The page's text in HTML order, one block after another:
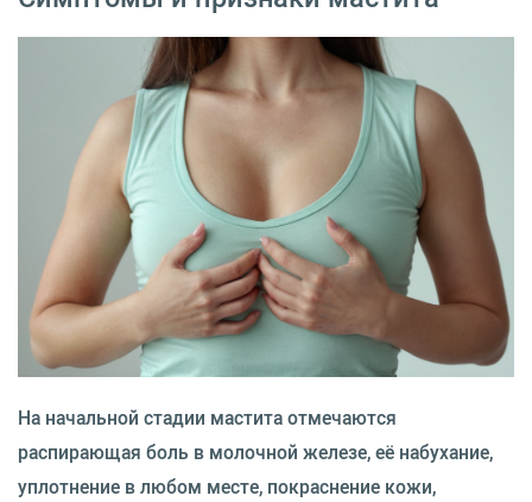
На начальной стадии мастита отмечаются
распирающая боль в молочной железе, её набухание,
уплотнение в любом месте, покраснение кожи,